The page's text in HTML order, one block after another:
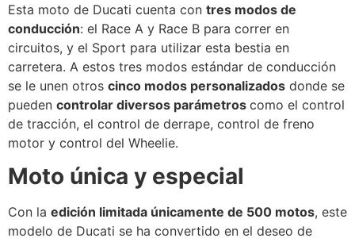
Esta moto de Ducati cuenta con tres modos de
conducción: el Race A y Race B para correr en
circuitos, y el Sport para utilizar esta bestia en
carretera. A estos tres modos estándar de conducción
se le unen otros cinco modos personalizados donde se
pueden controlar diversos parámetros como el control
de tracción, el control de derrape, control de freno
motor y control del Wheelie.
Moto única y especial
Con la edición limitada únicamente de 500 motos, este
modelo de Ducati se ha convertido en el deseo de